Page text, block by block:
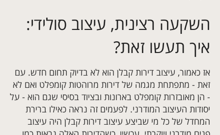
השקעה רצינית, עיצוב סולידי:
איך תעשו זאת?
אז כאמור, עיצוב דירות קבלן הוא לא בדיוק תחום חדש. עם
זאת - מתפתחת מגמה של דירות מרוהטות קומפלט ואם לא
- הן מאובזרות קומפלט בארונות ובציוד בסיסי שגם הוא - על
יסודות העיצוב המודרני. לפעמים זה נראה כאילו ברירת
המחדל של כל מי שביצע עיצוב דירות קבלן היה עיצוב